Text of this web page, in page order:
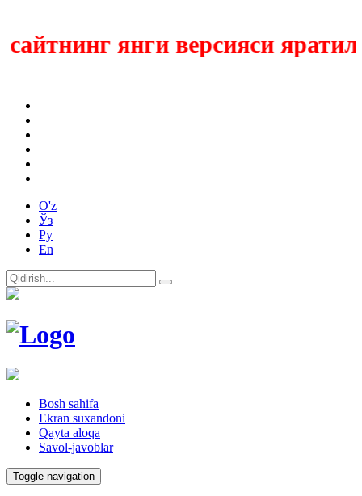
янги версияси
O'z
Ўз
Ру
En
Bosh sahifa
Ekran suxandoni
Qayta aloqa
Savol-javoblar
Toggle navigation